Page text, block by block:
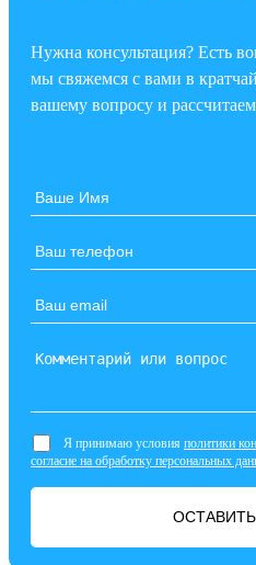
Нужна консультация? Есть
мы свяжемся с вами в
вашему вопросу и
Я принимаю условия политики
согласие на обработку персональных